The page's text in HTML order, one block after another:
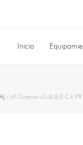
Inicio
» AF-Sistema-AS-BLB.E-C4-FR